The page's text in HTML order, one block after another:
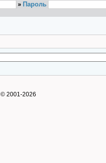
» Пароль
© 2001-2026